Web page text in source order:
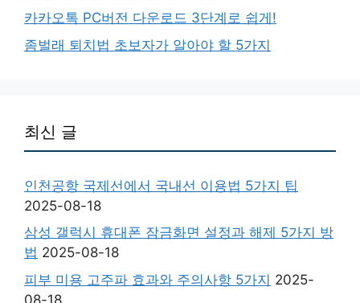
카카오톡 PC버전 다운로드 3단계로 쉽게!
좀벌래 퇴치법 초보자가 알아야 할 5가지
최신 글
인천공항 국제선에서 국내선 이용법 5가지 팁
2025-08-18
삼성 갤럭시 휴대폰 잠금화면 설정과 해제 5가지 방
법 2025-08-18
피부 미용 고주파 효과와 주의사항 5가지 2025-
08-18